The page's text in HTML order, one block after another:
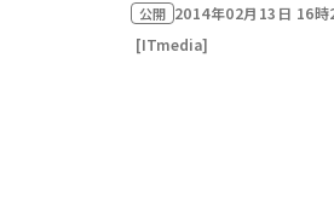
公開 2014年02月13日 16時
[ITmedia]